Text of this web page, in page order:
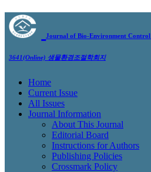
Journal of Bio-Environment Control
3641(Online) 생물환경조절학회지
Home
Current Issue
All Issues
Journal Information
About This Journal
Editorial Board
Instructions for Authors
Publishing Policies
Crossmark Policy